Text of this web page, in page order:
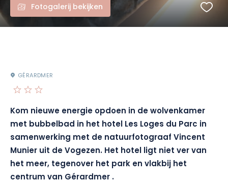
Fotogalerij bekijken
GÉRARDMER
Kom nieuwe energie opdoen in de wolvenkamer
met bubbelbad in het hotel Les Loges du Parc in
samenwerking met de natuurfotograaf Vincent
Munier uit de Vogezen. Het hotel ligt niet ver van
het meer, tegenover het park en vlakbij het
centrum van Gérardmer .